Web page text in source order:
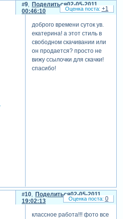
Поделиться
9
02-05-2011
00:46:10
доброго времени суток ув.
екатерина! а этот стиль в
свободном скачивании или
он продается? просто не
вижу ссылочки для скачки!
спасибо!
+1
Поделиться
10
02-05-2011
19:02:13
классное работа!!! фото все
0